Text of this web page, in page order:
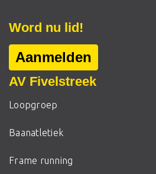
Word nu lid!
Aanmelden
AV Fivelstreek
Loopgroep
Baanatletiek
Frame running